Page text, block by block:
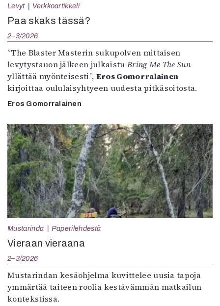
Levyt Verkkoartikkeli
Paa skaks tässä?
2–3/2026
”The Blaster Masterin sukupolven mittaisen
levytystauon jälkeen julkaistu Bring Me The Sun
yllättää myönteisesti”, Eros Gomorralainen
kirjoittaa oululaisyhtyeen uudesta pitkäsoitosta.
Eros Gomorralainen
Mustarinda Paperilehdestä
Vieraan vieraana
2–3/2026
Mustarindan kesäohjelma kuvittelee uusia tapoja
ymmärtää taiteen roolia kestävämmän matkailun
kontekstissa.